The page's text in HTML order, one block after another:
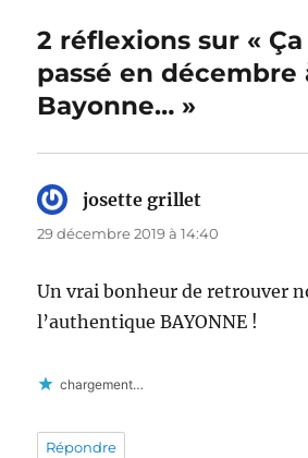
2 réflexions sur « Ça
passé en décembre
Bayonne… »
josette grillet
29 décembre 2019 à 14:40
Un vrai bonheur de retrouver
l’authentique BAYONNE !
chargement…
Répondre